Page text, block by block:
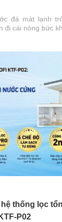
đá mát lạnh
đi cái nóng bức
thống lọc
P02